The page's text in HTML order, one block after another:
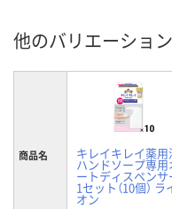
他のバリエーション
商品名 キレイキレイ薬用
ハンドソープ専用
ートディスペンサ
1セット（10個） ラ
オン